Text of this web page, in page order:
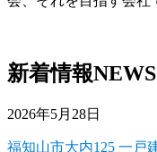
新着情報NEWS
2026年5月28日
福知山市大内125 一戸